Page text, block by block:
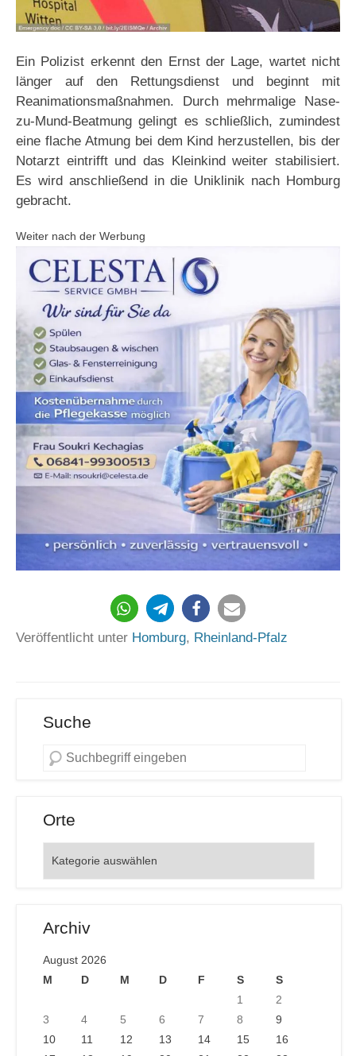
Ein Polizist erkennt den Ernst der Lage, wartet nicht
länger auf den Rettungsdienst und beginnt mit
Reanimationsmaßnahmen. Durch mehrmalige Nase-
zu-Mund-Beatmung gelingt es schließlich, zumindest
eine flache Atmung bei dem Kind herzustellen, bis der
Notarzt eintrifft und das Kleinkind weiter stabilisiert.
Es wird anschließend in die Uniklinik nach Homburg
gebracht.
Weiter nach der Werbung
Veröffentlicht unter Homburg, Rheinland-Pfalz
Suche
Orte
Archiv
August 2026
M
D M D F S
S
1
2
3
4 5 6 7 8
9
10
11 12 13 14 15
16